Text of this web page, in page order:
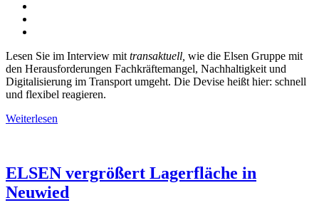
Lesen Sie im Interview mit transaktuell, wie die Elsen Gruppe mit
den Herausforderungen Fachkräftemangel, Nachhaltigkeit und
Digitalisierung im Transport umgeht. Die Devise heißt hier: schnell
und flexibel reagieren.
Weiterlesen
ELSEN vergrößert Lagerfläche in
Neuwied